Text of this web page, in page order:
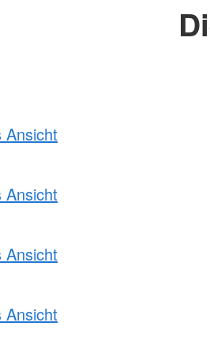
Ansicht
Ansicht
Ansicht
Ansicht